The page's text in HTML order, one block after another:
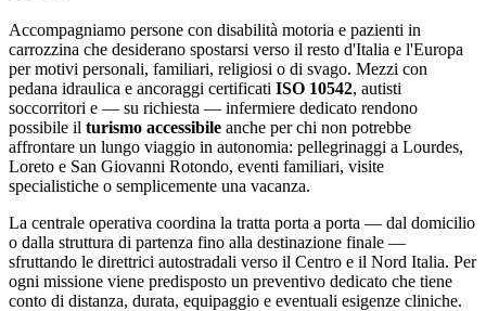
Accompagniamo persone con disabilità motoria e pazienti in
carrozzina che desiderano spostarsi verso il resto d'Italia e l'Europa
per motivi personali, familiari, religiosi o di svago. Mezzi con
pedana idraulica e ancoraggi certificati ISO 10542, autisti
soccorritori e — su richiesta — infermiere dedicato rendono
possibile il turismo accessibile anche per chi non potrebbe
affrontare un lungo viaggio in autonomia: pellegrinaggi a Lourdes,
Loreto e San Giovanni Rotondo, eventi familiari, visite
specialistiche o semplicemente una vacanza.
La centrale operativa coordina la tratta porta a porta — dal domicilio
o dalla struttura di partenza fino alla destinazione finale —
sfruttando le direttrici autostradali verso il Centro e il Nord Italia. Per
ogni missione viene predisposto un preventivo dedicato che tiene
conto di distanza, durata, equipaggio e eventuali esigenze cliniche.